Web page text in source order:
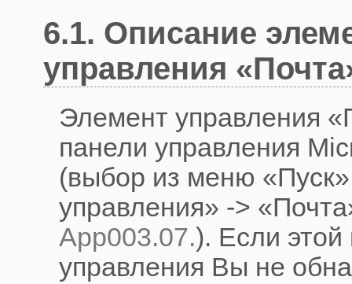
6.1. Описание
управления
Элемент управления
панели управления
(выбор из меню
управления» ->
App003.07.). Если этой
управления Вы не